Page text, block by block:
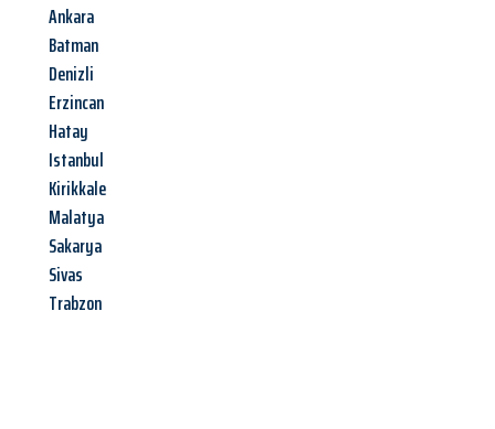
Ankara
Batman
Denizli
Erzincan
Hatay
Istanbul
Kirikkale
Malatya
Sakarya
Sivas
Trabzon